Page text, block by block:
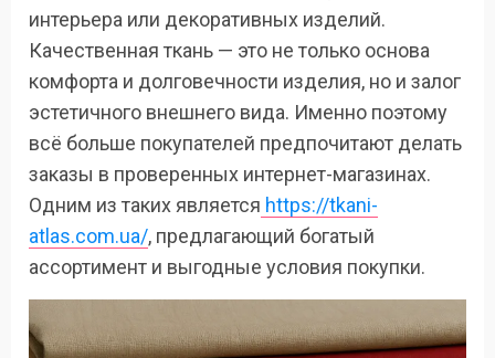
интерьера или декоративных изделий.
Качественная ткань — это не только основа
комфорта и долговечности изделия, но и залог
эстетичного внешнего вида. Именно поэтому
всё больше покупателей предпочитают делать
заказы в проверенных интернет-магазинах.
Одним из таких является https://tkani-
atlas.com.ua/, предлагающий богатый
ассортимент и выгодные условия покупки.